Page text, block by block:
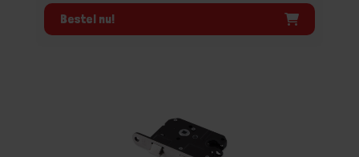
Bestel nu!